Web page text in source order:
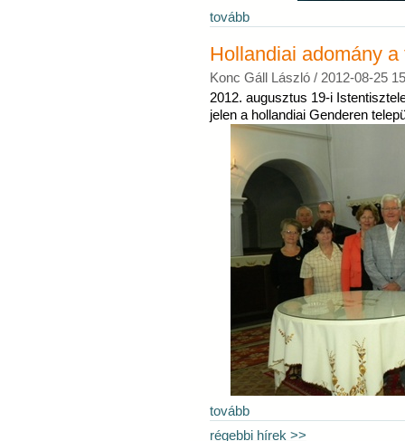
tovább
Hollandiai adomány
Konc Gáll László / 2012-08-25
2012. augusztus 19-i
jelen a hollandiai Genderen
tovább
régebbi hírek >>